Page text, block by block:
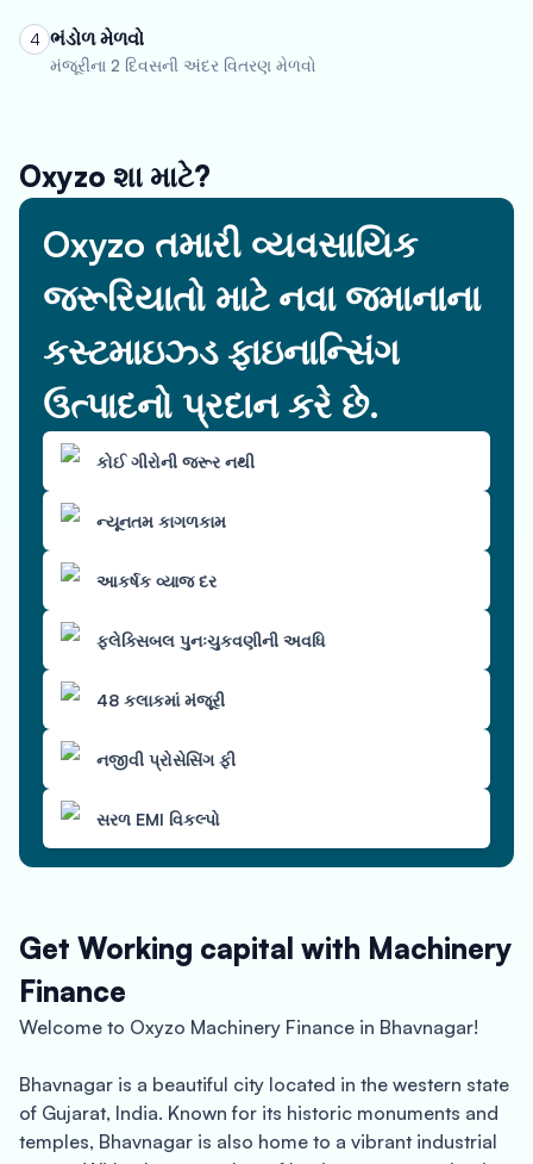
4 ભંડોળ મેળવો
મંજૂરીના 2 દિવસની અંદર વિતરણ મેળવો
Oxyzo શા માટે?
Oxyzo તમારી વ્યવસાયિક
જરૂરિયાતો માટે નવા જમાનાના
કસ્ટમાઇઝ્ડ ફાઇનાન્સિંગ
ઉત્પાદનો પ્રદાન કરે છે.
કોઈ ગીરોની જરૂર નથી
ન્યૂનતમ કાગળકામ
આકર્ષક વ્યાજ દર
ફ્લેક્સિબલ પુનઃચુકવણીની અવધિ
48 કલાકમાં મંજૂરી
નજીવી પ્રોસેસિંગ ફી
સરળ EMI વિકલ્પો
Get Working capital with Machinery
Finance
Welcome to Oxyzo Machinery Finance in Bhavnagar!
Bhavnagar is a beautiful city located in the western state
of Gujarat, India. Known for its historic monuments and
temples, Bhavnagar is also home to a vibrant industrial